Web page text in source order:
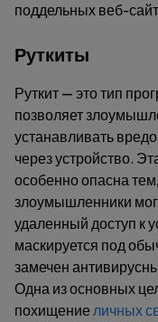
поддельных веб-
Руткиты
Руткит — это тип
позволяет
устанавливать
через устройство.
особенно опасна
злоумышленники
удаленный доступ к
маскируется под
замечен
Одна из основных
похищение личных